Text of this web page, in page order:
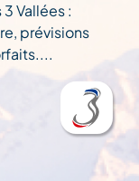
Vallées :
prévisions